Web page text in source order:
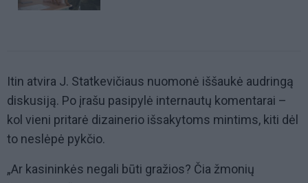
Itin atvira J. Statkevičiaus nuomonė iššaukė audringą
diskusiją. Po įrašu pasipylė internautų komentarai –
kol vieni pritarė dizainerio išsakytoms mintims, kiti dėl
to neslėpė pykčio.
„Ar kasininkės negali būti gražios? Čia žmonių